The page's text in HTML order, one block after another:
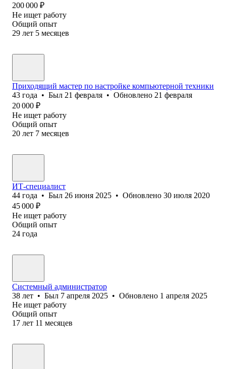
200 000 ₽
Не ищет работу
Общий опыт
29 лет 5 месяцев
Приходящий мастер по настройке компьютерной техники
43 года • Был 21 февраля • Обновлено 21 февраля
20 000 ₽
Не ищет работу
Общий опыт
20 лет 7 месяцев
ИТ-специалист
44 года • Был 26 июня 2025 • Обновлено 30 июля 2020
45 000 ₽
Не ищет работу
Общий опыт
24 года
Системный администратор
38 лет • Был 7 апреля 2025 • Обновлено 1 апреля 2025
Не ищет работу
Общий опыт
17 лет 11 месяцев